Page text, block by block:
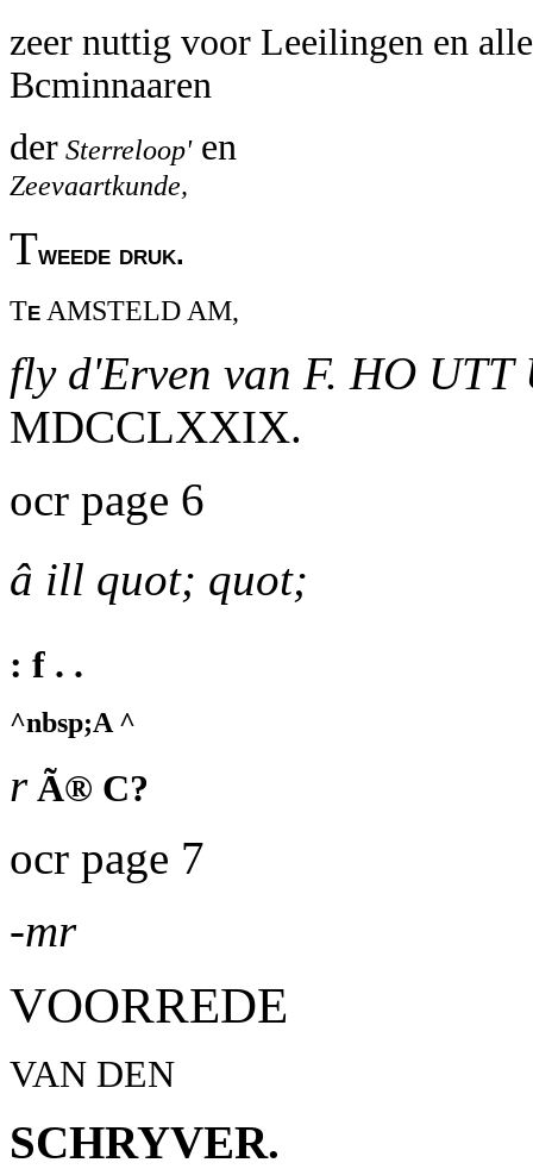
zeer nuttig voor Leeilingen en
Bcminnaaren
der Sterreloop'en
Zeevaartkunde,
Tweede druk.
Te AMSTELD AM,
fly d'Erven van F. HO UTT
MDCCLXXIX.
ocr page 6
â ill quot; quot;
: f . .
^nbsp;A ^
rÃ® C?
ocr page 7
-mr
VOORREDE
VAN DEN
SCHRYVER.